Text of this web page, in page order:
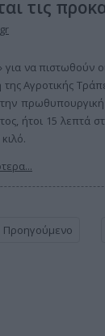
τις
να πιστωθούν
της Αγροτικής
ήτοι 15 λεπτά
Προηγούμενο